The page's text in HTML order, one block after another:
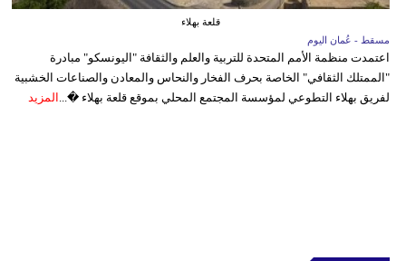
قلعة بهلاء
مسقط - عُمان اليوم
اعتمدت منظمة الأمم المتحدة للتربية والعلم والثقافة "اليونسكو" مبادرة
"الممتلك الثقافي" الخاصة بحرف الفخار والنحاس والمعادن والصناعات الخشبية
لفريق بهلاء التطوعي لمؤسسة المجتمع المحلي بموقع قلعة بهلاء �... المزيد